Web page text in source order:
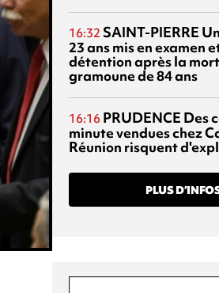
16:32 SAINT-PIERRE
23 ans mis en examen
détention après la
gramoune de 84 ans
16:16 PRUDENCE Des
minute vendues chez
Réunion risquent
PLUS